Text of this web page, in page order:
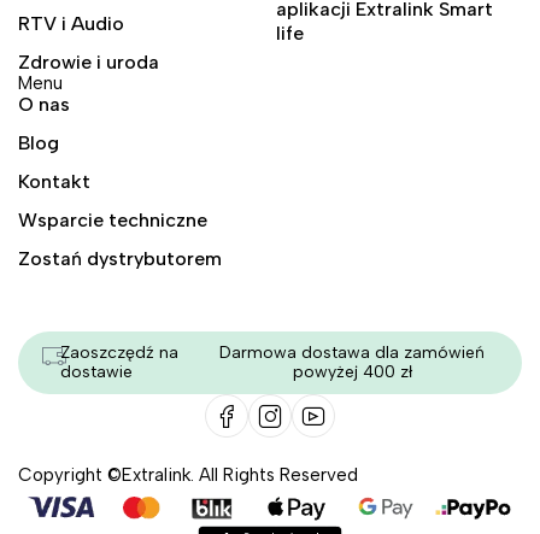
RTV i Audio
Zdrowie i uroda
aplikacji Extralink Smart
life
Menu
O nas
Blog
Kontakt
Wsparcie techniczne
Zostań dystrybutorem
Zaoszczędź na
dostawie
Darmowa dostawa dla zamówień
powyżej 400 zł
Copyright ©Extralink. All Rights Reserved